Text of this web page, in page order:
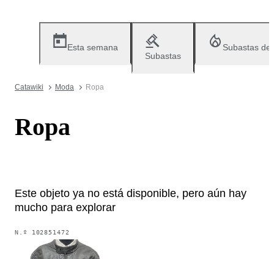
Esta semana
Subastas
Subastas
Catawiki Moda Ropa
Ropa
Este objeto ya no está disponible, pero aún hay
mucho para explorar
N.º 102851472